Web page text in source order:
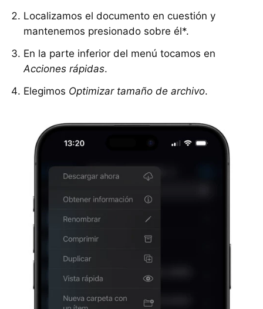
Localizamos el documento en cuestión y
mantenemos presionado sobre él*.
En la parte inferior del menú tocamos en
Acciones rápidas.
Elegimos Optimizar tamaño de archivo.